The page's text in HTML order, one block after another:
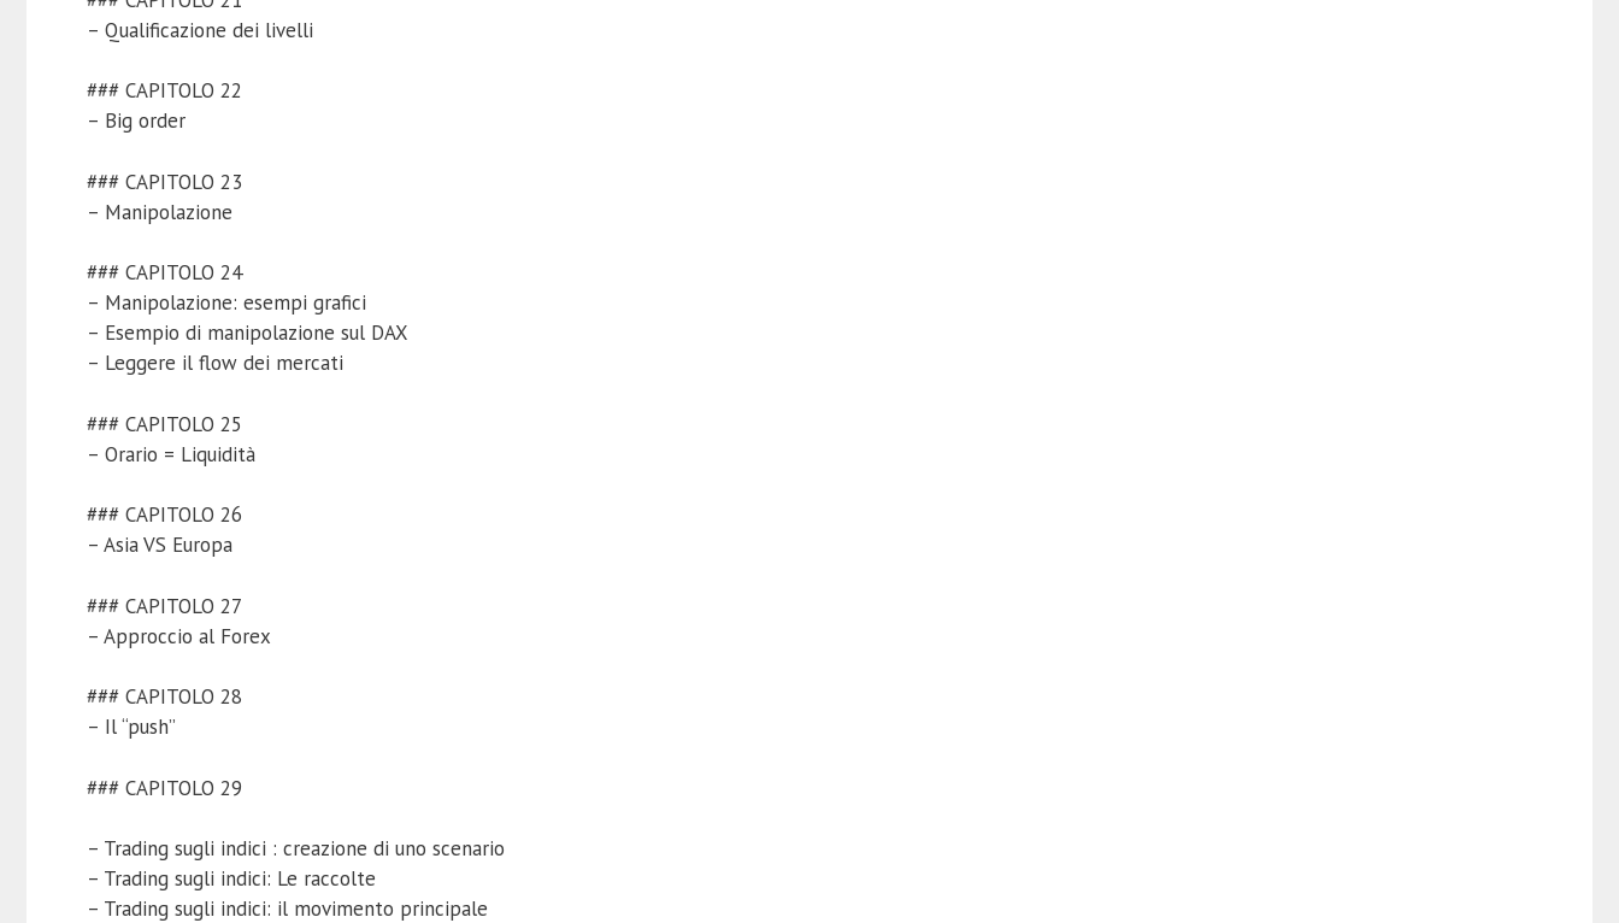
– Qualificazione dei livelli
### CAPITOLO 22
– Big order
### CAPITOLO 23
– Manipolazione
### CAPITOLO 24
– Manipolazione: esempi grafici
– Esempio di manipolazione sul DAX
– Leggere il flow dei mercati
### CAPITOLO 25
– Orario = Liquidità
### CAPITOLO 26
– Asia VS Europa
### CAPITOLO 27
– Approccio al Forex
### CAPITOLO 28
– Il “push”
### CAPITOLO 29
– Trading sugli indici : creazione di uno scenario
– Trading sugli indici: Le raccolte
– Trading sugli indici: il movimento principale